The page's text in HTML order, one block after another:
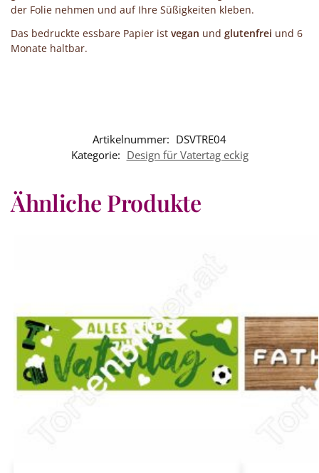
der Folie nehmen und auf Ihre Süßigkeiten kleben.
Das bedruckte essbare Papier ist vegan und glutenfrei und 6
Monate haltbar.
Artikelnummer: DSVTRE04
Kategorie: Design für Vatertag eckig
Ähnliche Produkte